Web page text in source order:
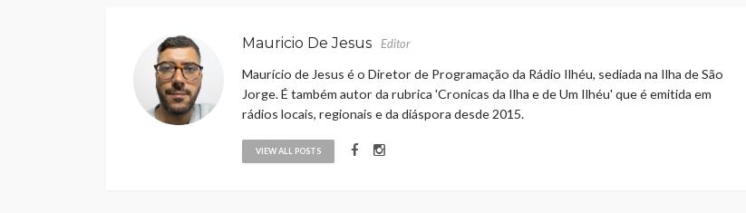
Mauricio De Jesus Editor
Maurício de Jesus é o Diretor de Programação da Rádio Ilhéu, sediada na Ilha de São
Jorge. É também autor da rubrica 'Cronicas da Ilha e de Um Ilhéu' que é emitida em
rádios locais, regionais e da diáspora desde 2015.
VIEW ALL POSTS